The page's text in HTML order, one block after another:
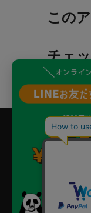
この
チェ
ご利用